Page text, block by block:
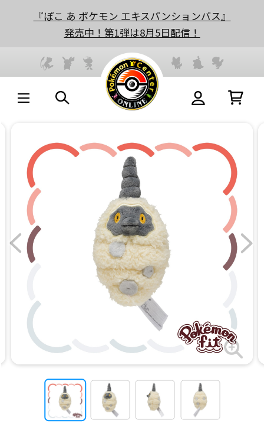
『ぽこ あ ポケモン エキスパンションパス』
発売中！第1弾は8月5日配信！